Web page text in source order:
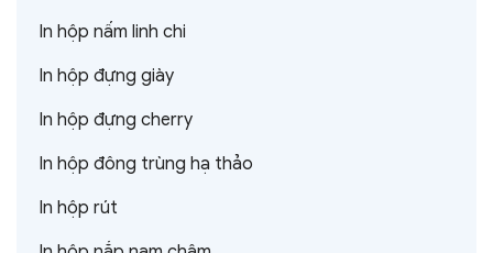
In hộp nấm linh chi
In hộp đựng giày
In hộp đựng cherry
In hộp đông trùng hạ thảo
In hộp rút